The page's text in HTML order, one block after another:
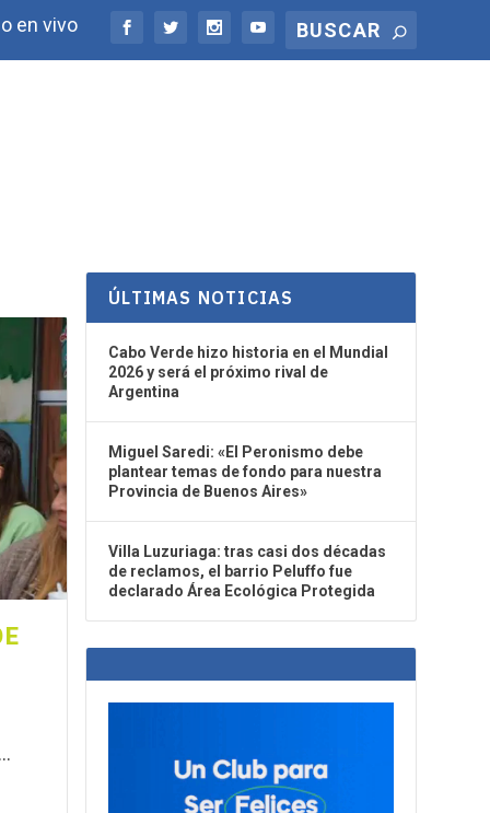
en vivo
ÚLTIMAS NOTICIAS
Cabo Verde hizo historia en el Mundial
2026 y será el próximo rival de
Argentina
Miguel Saredi: «El Peronismo debe
plantear temas de fondo para nuestra
Provincia de Buenos Aires»
Villa Luzuriaga: tras casi dos décadas
de reclamos, el barrio Peluffo fue
declarado Área Ecológica Protegida